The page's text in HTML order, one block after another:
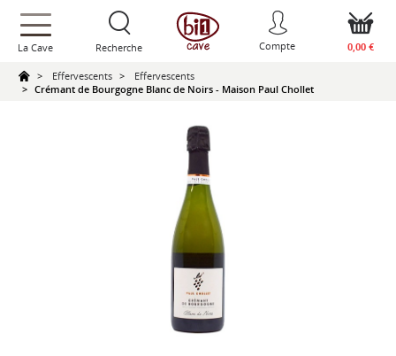
text.skipToContent
text.skipToNavigation
La Cave Recherche Compte 0,00 €
Effervescents
Effervescents
Crémant de Bourgogne Blanc de Noirs - Maison Paul Chollet